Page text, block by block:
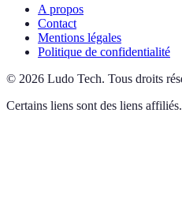
A propos
Contact
Mentions légales
Politique de confidentialité
© 2026 Ludo Tech. Tous droits
Certains liens sont des liens affiliés.